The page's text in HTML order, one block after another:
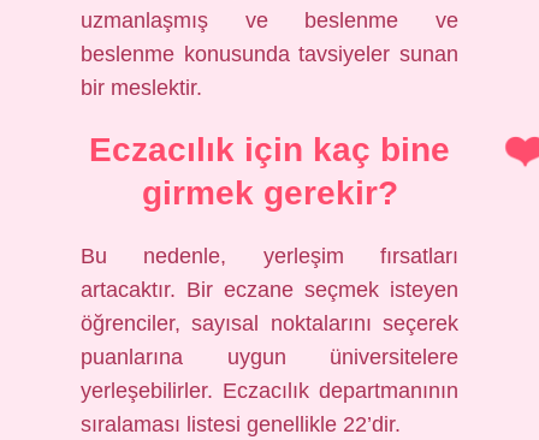
uzmanlaşmış ve beslenme ve
beslenme konusunda tavsiyeler sunan
bir meslektir.
Eczacılık için kaç bine
girmek gerekir?
Bu nedenle, yerleşim fırsatları
artacaktır. Bir eczane seçmek isteyen
öğrenciler, sayısal noktalarını seçerek
puanlarına uygun üniversitelere
yerleşebilirler. Eczacılık departmanının
sıralaması listesi genellikle 22’dir.